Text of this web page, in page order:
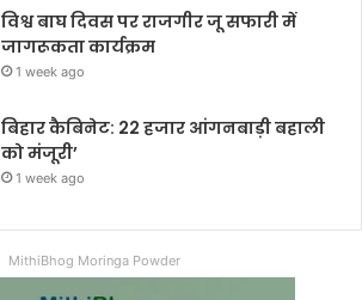
विश्व बाघ दिवस पर राजगीर जू सफारी में
जागरूकता कार्यक्रम
1 week ago
बिहार कैबिनेट: 22 हजार आंगनबाड़ी बहाली
को मंजूरी’
1 week ago
MithiBhog Moringa Powder